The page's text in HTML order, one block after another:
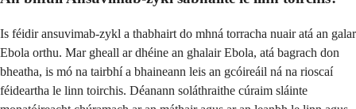
Is féidir ansuvimab-zykl a thabhairt do mhná torracha nuair atá an galar
Ebola orthu. Mar gheall ar dhéine an ghalair Ebola, atá bagrach don
bheatha, is mó na tairbhí a bhaineann leis an gcóireáil ná na rioscaí
féideartha le linn toirchis. Déanann soláthraithe cúraim sláinte